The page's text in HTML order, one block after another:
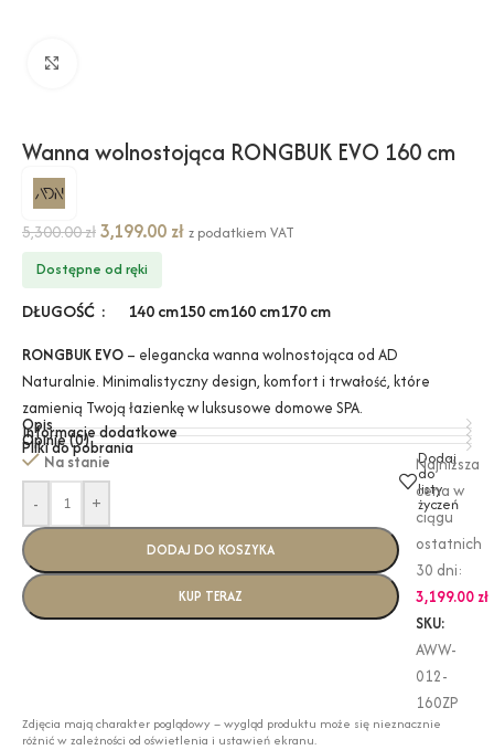
Wanna wolnostojąca RONGBUK EVO 160 cm
5,300.00zł3,199.00 zł z podatkiem VAT
Dostępne od ręki
DŁUGOŚĆ 140 cm150 cm160 cm170 cm
RONGBUK EVO – elegancka wanna wolnostojąca od AD
Naturalnie. Minimalistyczny design, komfort i trwałość, które
zamienią Twoją łazienkę w luksusowe domowe SPA.
Opis
Informacje dodatkowe
Opinie (0)
Pliki do pobrania
Na stanie
-
+
DODAJ DO KOSZYKA
KUP TERAZ
Dodaj
do
listy
życzeń
Najniższa
cena w
ciągu
ostatnich
30 dni:
3,199.00 zł
SKU:
AWW-
012-
160ZP
Zdjęcia mają charakter poglądowy – wygląd produktu może się nieznacznie
różnić w zależności od oświetlenia i ustawień ekranu.